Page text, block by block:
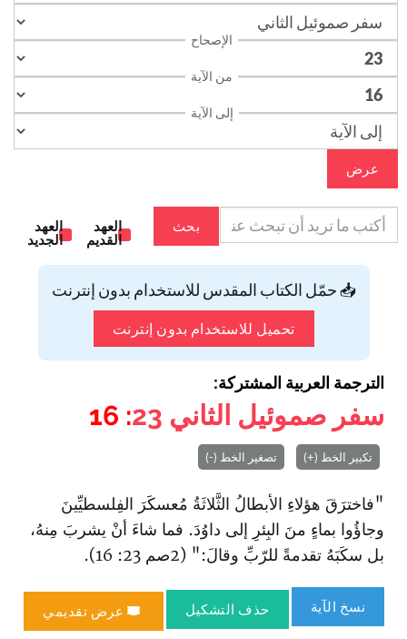
الإصحاح
من الآية
إلى الآية
عرض
بحث
العهد
القديم
العهد
الجديد
📥 حمّل الكتاب المقدس للاستخدام بدون إنترنت
تحميل للاستخدام بدون إنترنت
الترجمة العربية المشتركة:
سفر صموئيل الثاني 23
: 16
تكبير الخط (+) تصغير الخط (-)
"فا‏خترَقَ هؤلاءِ الأبطالُ الثَّلاثَةُ مُعسكَرَ الفِلسطيِّينَ
وجاؤُوا بماءٍ منَ البِئرِ إلى داوُدَ. فما شاءَ أنْ يشربَ مِنهُ،
بل سكَبَهُ تقدمةً للرّبِّ وقالَ:" (2صم 23: 16).
نسخ الآية حذف التشكيل عرض تقديمي